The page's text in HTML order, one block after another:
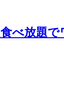
べ放題で